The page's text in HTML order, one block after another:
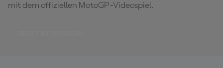
mit dem offiziellen MotoGP-Videospiel.